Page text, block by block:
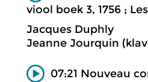
viool boek 3, 1756 ;
Jacques Duphly
Jeanne Jourquin
07:21 Nouveau